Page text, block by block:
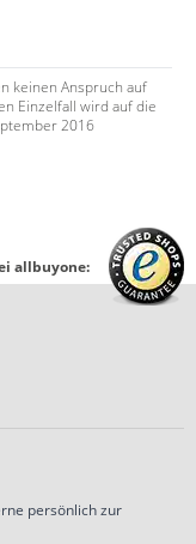
keinen Anspruch auf
Einzelfall wird auf die
2016
allbuyone:
persönlich zur